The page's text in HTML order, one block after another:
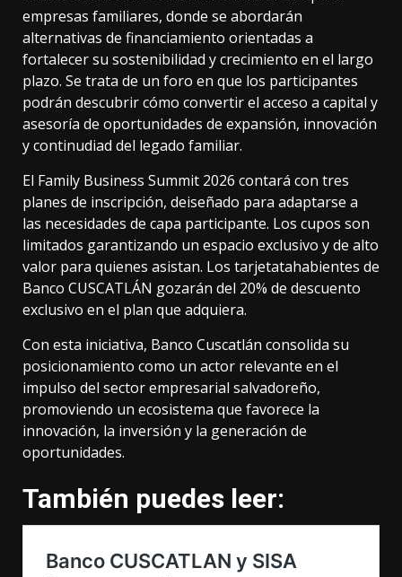
empresas familiares, donde se abordarán
alternativas de financiamiento orientadas a
fortalecer su sostenibilidad y crecimiento en el largo
plazo. Se trata de un foro en que los participantes
podrán descubrir cómo convertir el acceso a capital y
asesoría de oportunidades de expansión, innovación
y continudiad del legado familiar.
El Family Business Summit 2026 contará con tres
planes de inscripción, deiseñado para adaptarse a
las necesidades de capa participante. Los cupos son
limitados garantizando un espacio exclusivo y de alto
valor para quienes asistan. Los tarjetatahabientes de
Banco CUSCATLÁN gozarán del 20% de descuento
exclusivo en el plan que adquiera.
Con esta iniciativa, Banco Cuscatlán consolida su
posicionamiento como un actor relevante en el
impulso del sector empresarial salvadoreño,
promoviendo un ecosistema que favorece la
innovación, la inversión y la generación de
oportunidades.
También puedes leer: